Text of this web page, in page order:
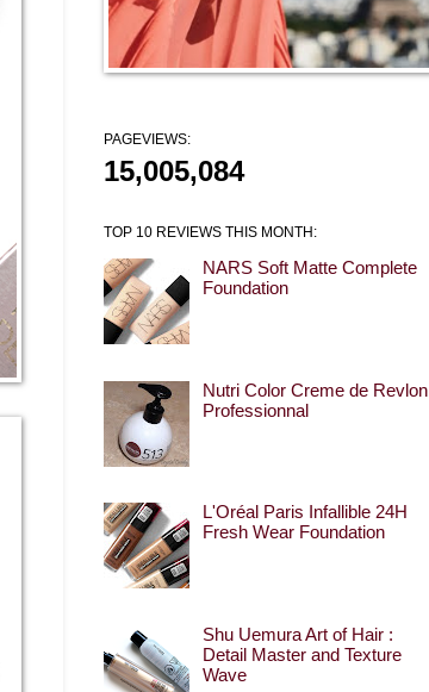
PAGEVIEWS:
15,005,084
TOP 10 REVIEWS THIS MONTH:
NARS Soft Matte Complete
Foundation
Nutri Color Creme de Revlon
Professionnal
L'Oréal Paris Infallible 24H
Fresh Wear Foundation
Shu Uemura Art of Hair :
Detail Master and Texture
Wave